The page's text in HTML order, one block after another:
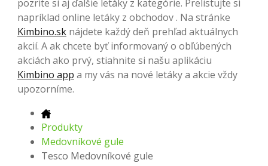
pozrite si aj ďalšie letáky z kategórie. Prelistujte si
napríklad online letáky z obchodov . Na stránke
Kimbino.sk nájdete každý deň prehľad aktuálnych
akcií. A ak chcete byť informovaný o obľúbených
akciách ako prvý, stiahnite si našu aplikáciu
Kimbino app a my vás na nové letáky a akcie vždy
upozorníme.
Produkty
Medovníkové gule
Tesco Medovníkové gule